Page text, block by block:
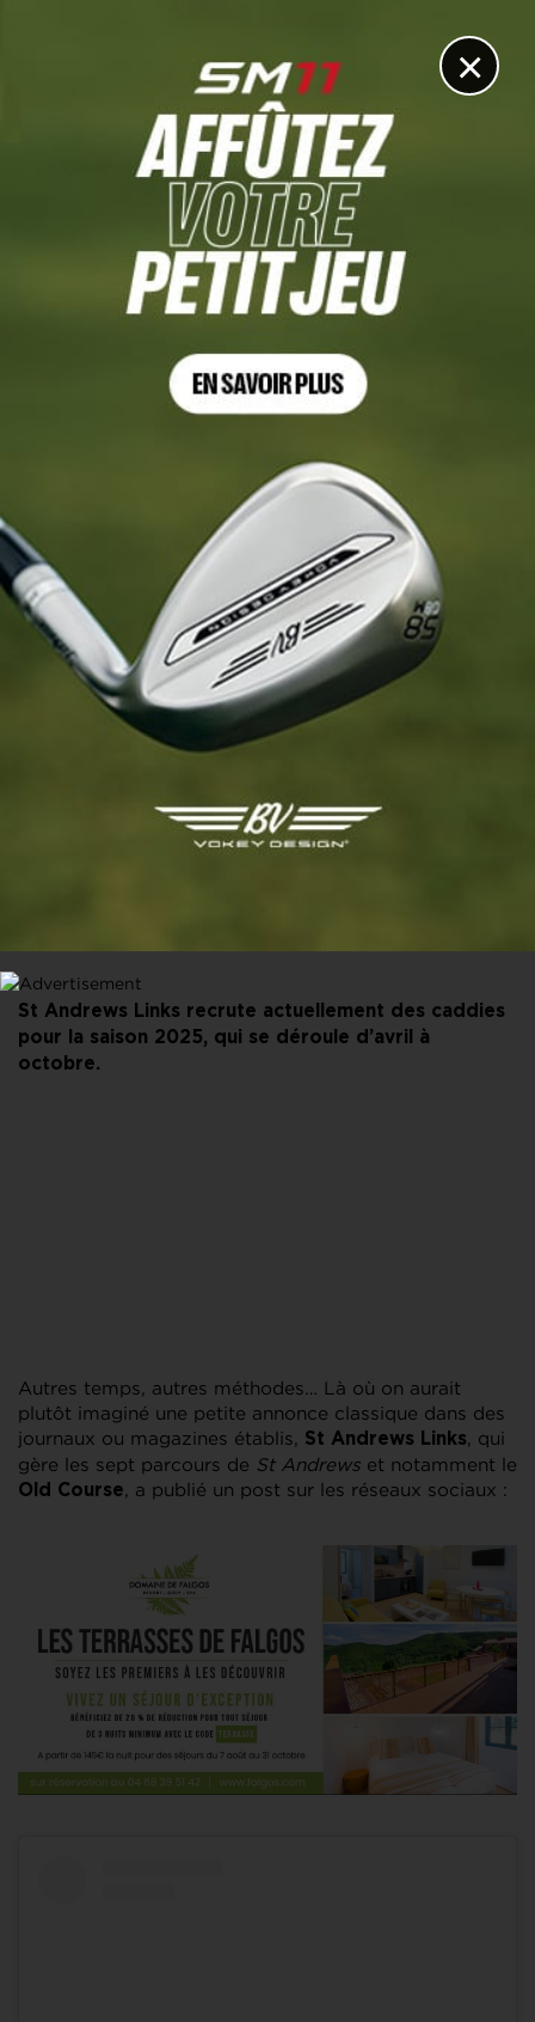
×
St Andrews Links recrute actuellement des caddies
pour la saison 2025, qui se déroule d’avril à
octobre.
Autres temps, autres méthodes… Là où on aurait
plutôt imaginé une petite annonce classique dans des
journaux ou magazines établis, St Andrews Links, qui
gère les sept parcours de St Andrews et notamment le
Old Course, a publié un post sur les réseaux sociaux :